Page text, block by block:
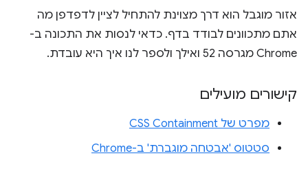
אזור מוגבל הוא דרך מצוינת להתחיל לציין לדפדפן מה
אתם מתכוונים לבודד בדף. כדאי לנסות את התכונה ב-
Chrome מגרסה 52 ואילך ולספר לנו איך היא עובדת.
קישורים מועילים
מפרט של CSS Containment
סטטוס 'אבטחה מוגברת' ב-Chrome